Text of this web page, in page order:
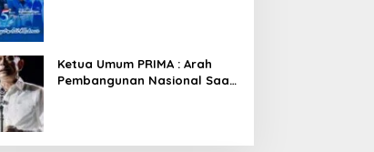
Ketua Umum PRIMA : Arah
Pembangunan Nasional Saat